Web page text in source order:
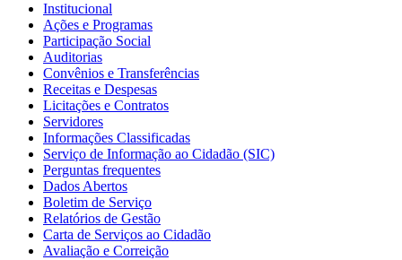
Institucional
Ações e Programas
Participação Social
Auditorias
Convênios e Transferências
Receitas e Despesas
Licitações e Contratos
Servidores
Informações Classificadas
Serviço de Informação ao Cidadão (SIC)
Perguntas frequentes
Dados Abertos
Boletim de Serviço
Relatórios de Gestão
Carta de Serviços ao Cidadão
Avaliação e Correição